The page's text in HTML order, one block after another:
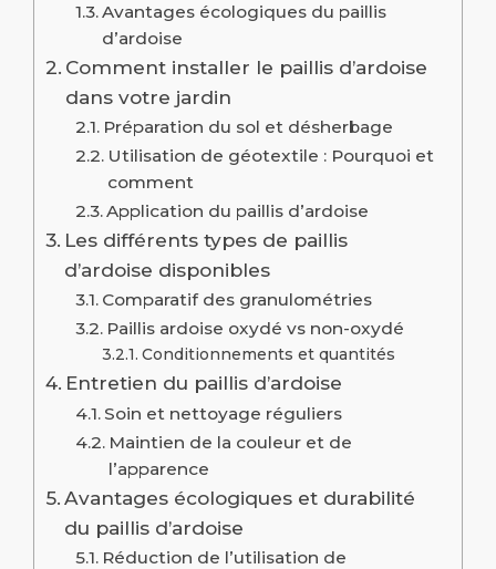
Avantages écologiques du paillis
d’ardoise
Comment installer le paillis d’ardoise
dans votre jardin
Préparation du sol et désherbage
Utilisation de géotextile : Pourquoi et
comment
Application du paillis d’ardoise
Les différents types de paillis
d’ardoise disponibles
Comparatif des granulométries
Paillis ardoise oxydé vs non-oxydé
Conditionnements et quantités
Entretien du paillis d’ardoise
Soin et nettoyage réguliers
Maintien de la couleur et de
l’apparence
Avantages écologiques et durabilité
du paillis d’ardoise
Réduction de l’utilisation de